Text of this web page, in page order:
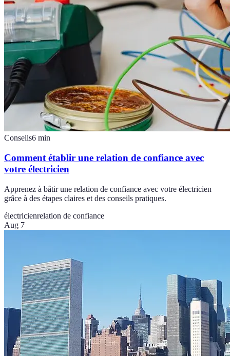
Conseils6 min
Comment établir une relation de confiance avec
votre électricien
Apprenez à bâtir une relation de confiance avec votre électricien
grâce à des étapes claires et des conseils pratiques.
électricienrelation de confiance
Aug 7